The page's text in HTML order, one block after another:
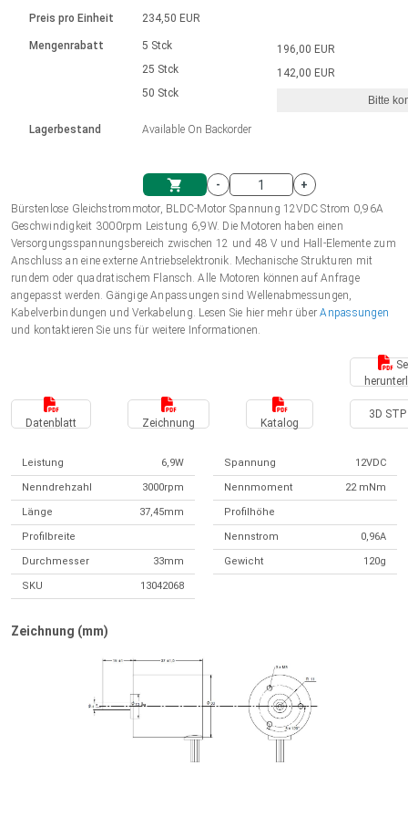
Einheitssystem
Einkaufswagen
Hubmagnete
230 - 50 Hz | 110 - 60 Hz
Drehzahlregelung für die AIS-Serie
Bürstenlose Gleichstrommotoren
mit Planetengetriebe und internem
Ø 28-42| 1-1400 rpm | <= 290Ncm
Bürstenlose DC Motor Controller
Gleichstrommotoren mit
Schneckengetriebe und Bürsten
Ø43-124mm | 31-425rpm | ≤ 41Nm
Treiber für Gleichstrommotoren mit
Synchron-Asynchron | für 1-4 Elektrozylinder
Synchron-Asynchron | für 1-4 Elektrozylinder
Français (EUR)
Polski (EUR)
Norsk (NOK)
Suomi (EUR)
Preis pro Einheit
Mengenrabatt
Lagerbestand
234,50 EUR
5 Stck
25 Stck
50 Stck
Available On Backorder
196,00 EUR
142,00 EUR
Bitte
-
+
Bürstenlose Gleichstrommotor, BLDC-Motor Spannung 12VDC Strom 0,96A
Geschwindigkeit 3000rpm Leistung 6,9W. Die Motoren haben einen
Versorgungsspannungsbereich zwischen 12 und 48 V und Hall-Elemente zum
Anschluss an eine externe Antriebselektronik. Mechanische Strukturen mit
rundem oder quadratischem Flansch. Alle Motoren können auf Anfrage
angepasst werden. Gängige Anpassungen sind Wellenabmessungen,
Kabelverbindungen und Verkabelung. Lesen Sie hier mehr überAnpassungen
und kontaktieren Sie uns für weitere Informationen.
Datenblatt Zeichnung Katalog
3D STP
Leistung 6,9W Spannung 12VDC
Nenndrehzahl 3000rpm Nennmoment 22 mNm
Länge 37,45mm Profilhöhe
Profilbreite Nennstrom 0,96A
Durchmesser 33mm Gewicht 120g
SKU 13042068
Zeichnung (mm)